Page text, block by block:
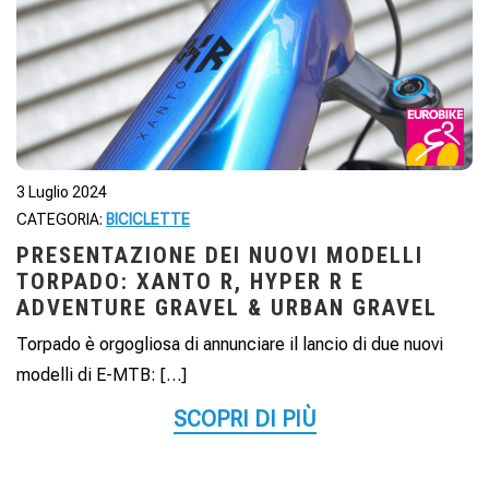
3 Luglio 2024
CATEGORIA: BICICLETTE
PRESENTAZIONE DEI NUOVI MODELLI
TORPADO: XANTO R, HYPER R E
ADVENTURE GRAVEL & URBAN GRAVEL
Torpado è orgogliosa di annunciare il lancio di due nuovi
modelli di E-MTB: […]
SCOPRI DI PIÙ